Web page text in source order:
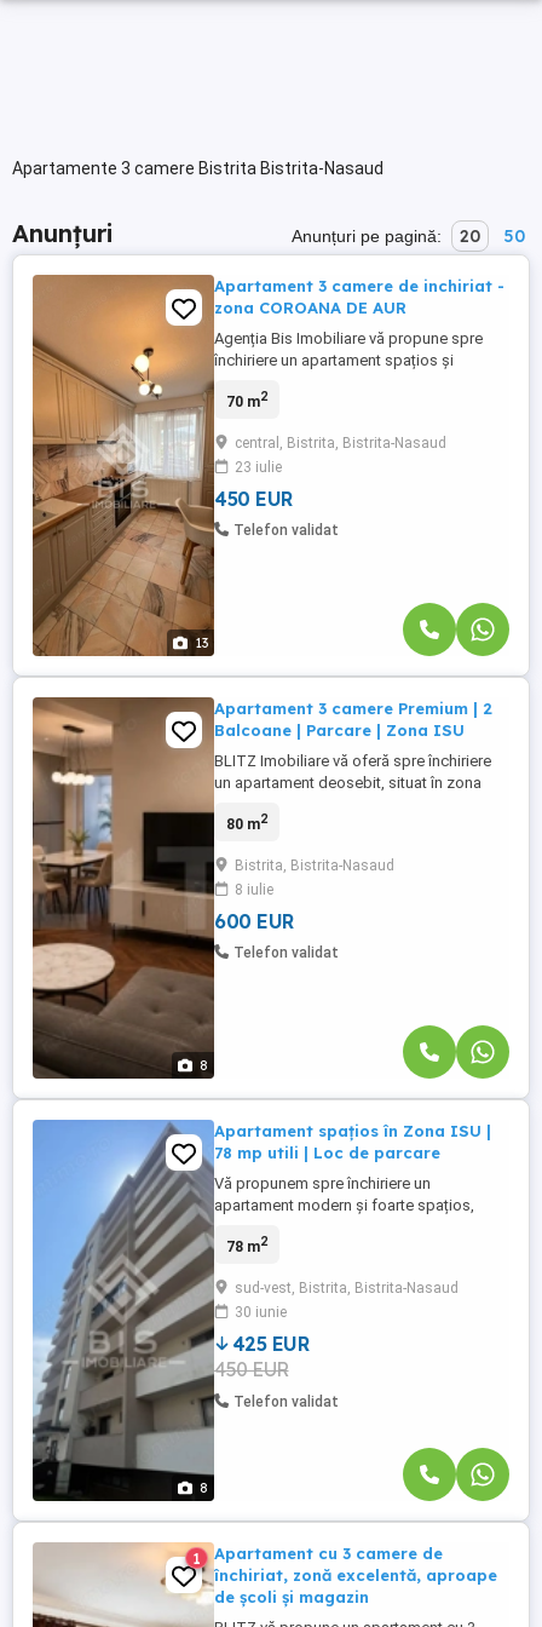
Apartamente 3 camere Bistrita Bistrita-Nasaud
Anunțuri Anunțuri pe pagină: 20 50
13
Apartament 3 camere de inchiriat -
zona COROANA DE AUR
Agenția Bis Imobiliare vă propune spre
închiriere un apartament spațios și
ideal pentru o familie sau pentru cei care
punctele de interes. Detalii proprietate:
Suprafață utilă: 70 mp Compartimentare: 2
dormitoare, ...
70 m2
central, Bistrita, Bistrita-Nasaud
23 iulie
450 EUR
Telefon validat
8
Apartament 3 camere Premium | 2
Balcoane | Parcare | Zona ISU
BLITZ Imobiliare vă oferă spre închiriere
un apartament deosebit, situat în zona
accesibilitate, confort și apropierea de
într-un stil modern, cu finisaje premium și
mobilier ales cu mult bun gust, acest
apartament ...
80 m2
Bistrita, Bistrita-Nasaud
8 iulie
600 EUR
Telefon validat
8
Apartament spațios în Zona ISU |
78 mp utili | Loc de parcare
Vă propunem spre închiriere un
apartament modern și foarte spațios,
facil către supermarketuri, stații de
locație excelentă ce oferă acces rapid
către punctele de interes ale orașului, dar
și liniște față de agitația ...
78 m2
sud-vest, Bistrita, Bistrita-Nasaud
30 iunie
425 EUR
450 EUR
Telefon validat
1
Apartament cu 3 camere de
închiriat, zonă excelentă, aproape
de școli și magazin